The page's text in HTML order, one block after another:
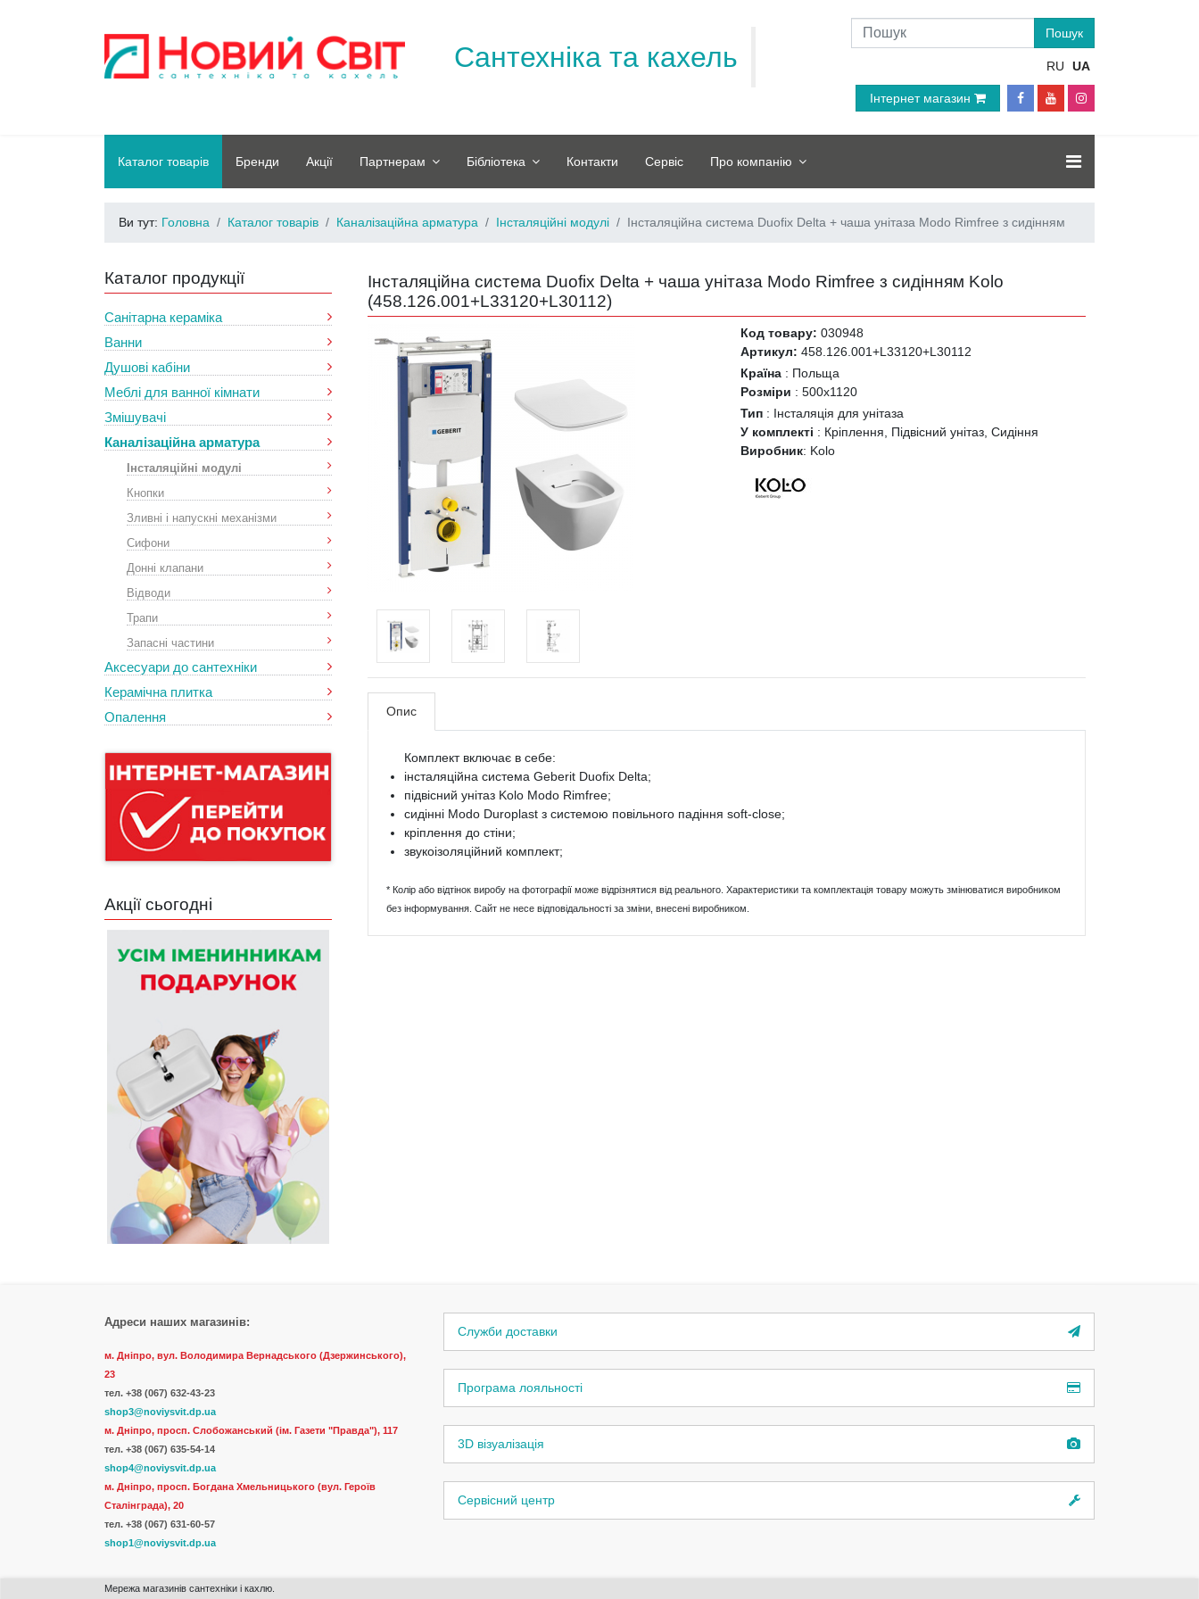
Сантехніка та кахель RU UA
Інтернет магазин
Каталог товарів Бренди Акції Партнерам Бібліотека Контакти Сервіс Про компанію
Ви тут: Головна Каталог товарів Каналізаційна арматура Інсталяційні модулі Інсталяційна система Duofix Delta + чаша унітаза Modo Rimfree з сидінням
Каталог продукції
Санітарна кераміка
Ванни
Душові кабіни
Меблі для ванної кімнати
Змішувачі
Каналізаційна арматура
Інсталяційні модулі
Кнопки
Зливні і напускні механізми
Сифони
Донні клапани
Відводи
Трапи
Запасні частини
Аксесуари до сантехніки
Керамічна плитка
Опалення
Акції сьогодні
Інсталяційна система Duofix Delta + чаша унітаза Modo Rimfree з сидінням Kolo
(458.126.001+L33120+L30112)
Код товару: 030948
Артикул: 458.126.001+L33120+L30112
Країна : Польща
Розміри : 500x1120
Тип : Інсталяція для унітаза
У комплекті : Кріплення, Підвісний унітаз, Сидіння
Виробник: Kolo
Опис
Комплект включає в себе:
інсталяційна система Geberit Duofix Delta;
підвісний унітаз Kolo Modo Rimfree;
сидінні Modo Duroplast з системою повільного падіння soft-close;
кріплення до стіни;
звукоізоляційний комплект;
* Колір або відтінок виробу на фотографії може відрізнятися від реального. Характеристики та комплектація товару можуть змінюватися виробником
без інформування. Сайт не несе відповідальності за зміни, внесені виробником.
Адреси наших магазинів:
м. Дніпро, вул. Володимира Вернадського (Дзержинського),
23
тел. +38 (067) 632-43-23
shop3@noviysvit.dp.ua
м. Дніпро, просп. Слобожанський (ім. Газети "Правда"), 117
тел. +38 (067) 635-54-14
shop4@noviysvit.dp.ua
м. Дніпро, просп. Богдана Хмельницького (вул. Героїв
Сталінграда), 20
тел. +38 (067) 631-60-57
shop1@noviysvit.dp.ua
Служби доставки
Програма лояльності
3D візуалізація
Сервісний центр
Мережа магазинів сантехніки і кахлю.